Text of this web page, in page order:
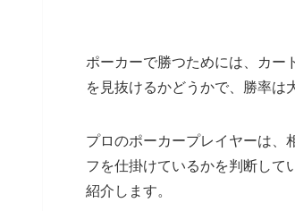
ポーカーで勝つためには、カー
を見抜けるかどうかで、勝率は
プロのポーカープレイヤーは、
フを仕掛けているかを判断して
紹介します。